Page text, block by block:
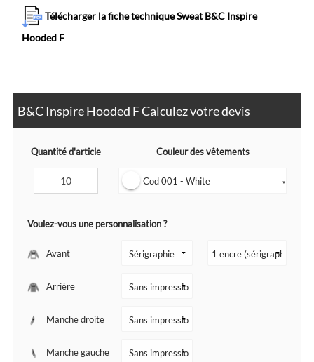
Télécharger la fiche technique Sweat B&C Inspire
Hooded F
B&C Inspire Hooded F Calculez votre devis
Quantité d'article Couleur des vêtements
Cod 001 - White ▼
Voulez-vous une personnalisation ?
Avant
Arrière
Manche droite
Manche gauche